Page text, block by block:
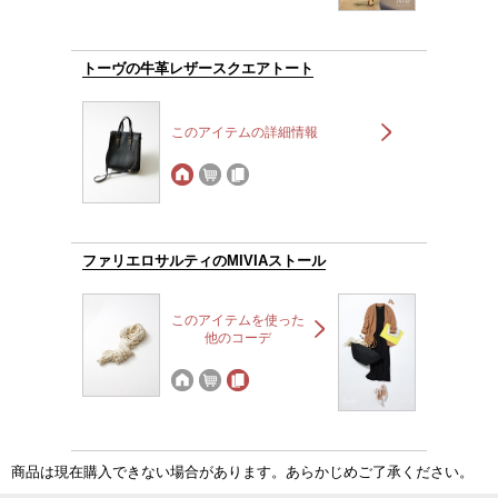
トーヴの牛革レザースクエアトート
このアイテムの詳細情報
ファリエロサルティのMIVIAストール
このアイテムを使った
他のコーデ
商品は現在購入できない場合があります。あらかじめご了承ください。